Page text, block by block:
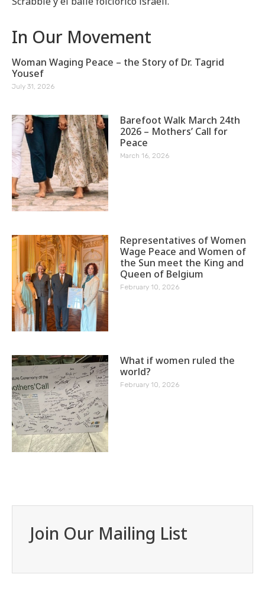
In Our Movement
Woman Waging Peace – the Story of Dr. Tagrid
Yousef
July 31, 2026
Barefoot Walk March 24th
2026 – Mothers’ Call for
Peace
March 16, 2026
Representatives of Women
Wage Peace and Women of
the Sun meet the King and
Queen of Belgium
February 10, 2026
What if women ruled the
world?
February 10, 2026
Join Our Mailing List